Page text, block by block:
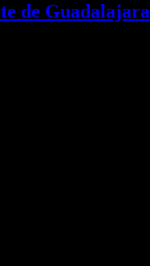
de Guadalajara